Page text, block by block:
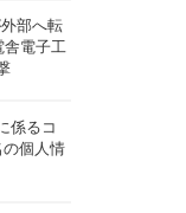
部へ転
電子工
係るコ
個人情